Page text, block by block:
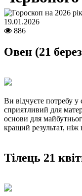
19.01.2026
886
Овен (21
Ви відчуєте потребу у
сприятливий для
основи для
кращий результат, ніж
Тілець 21